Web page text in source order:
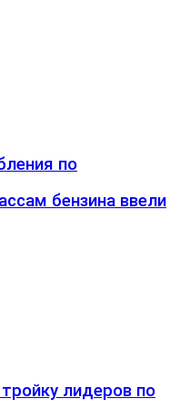
по
бензина ввели
лидеров по